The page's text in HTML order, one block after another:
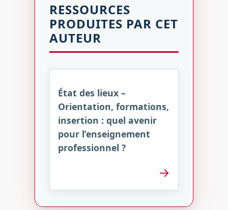
RESSOURCES
PRODUITES PAR CET
AUTEUR
État des lieux –
Orientation, formations,
insertion : quel avenir
pour l’enseignement
professionnel ?
→